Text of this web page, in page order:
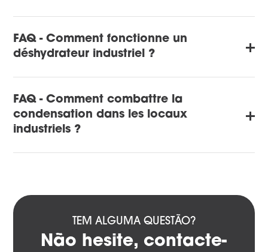
FAQ - Comment fonctionne un
déshydrateur industriel ?
FAQ - Comment combattre la
condensation dans les locaux
industriels ?
TEM ALGUMA QUESTÃO?
Não hesite, contacte-